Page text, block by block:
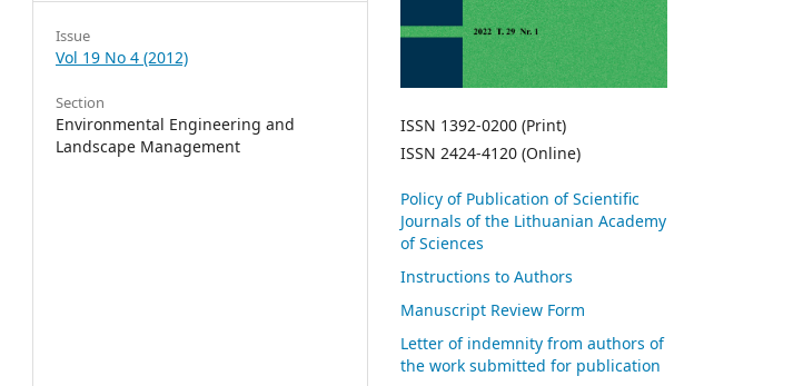
Issue
Vol 19 No 4 (2012)
Section
Environmental Engineering and
Landscape Management
ISSN 1392-0200 (Print)
ISSN 2424-4120 (Online)
Policy of Publication of Scientific
Journals of the Lithuanian Academy
of Sciences
Instructions to Authors
Manuscript Review Form
Letter of indemnity from authors of
the work submitted for publication